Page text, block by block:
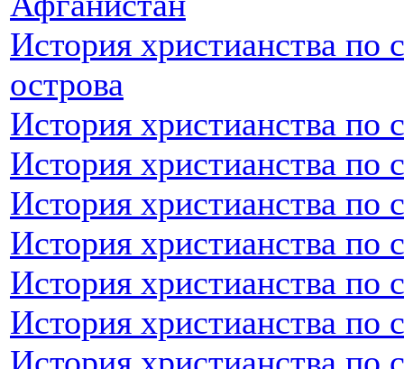
История христианства по
острова
История христианства по
История христианства по
История христианства по
История христианства по
История христианства по
История христианства по